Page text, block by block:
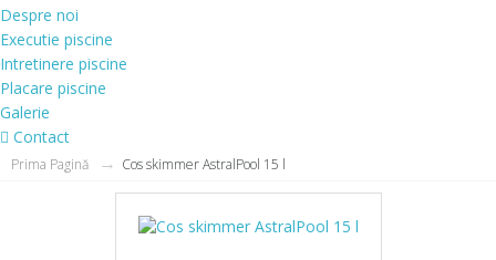
Despre noi
Executie piscine
Intretinere piscine
Placare piscine
Galerie
Contact
Prima Pagină Cos skimmer AstralPool 15 l